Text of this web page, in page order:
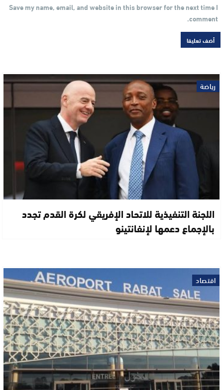
Save my name, email, and website in this browser for the next time I
comment.
رياضة
اللجنة التنفيذية للاتحاد الإفريقي لكرة القدم تجدد
بالإجماع دعمها لإنفانتينو
اقتصاد